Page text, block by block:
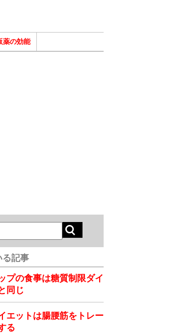
薬の効能
る記事
プの食事は糖質制限ダイ
同じ
エットは腸腰筋をトレー
る